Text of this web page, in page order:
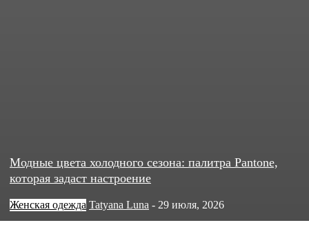
Модные цвета холодного сезона: палитра Pantone,
которая задаст настроение
Женская одежда Tatyana Luna - 29 июля, 2026